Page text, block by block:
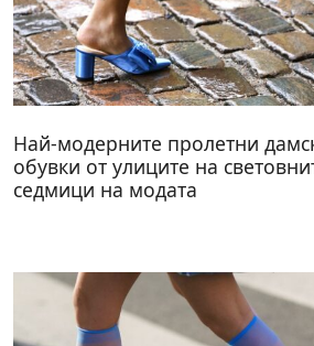
Най-модерните пролетни
обувки от улиците на
седмици на модата